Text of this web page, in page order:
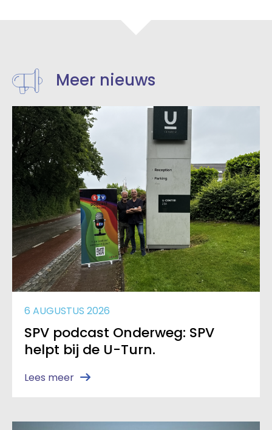
Meer nieuws
6 AUGUSTUS 2026
SPV podcast Onderweg: SPV
helpt bij de U-Turn.
Lees meer